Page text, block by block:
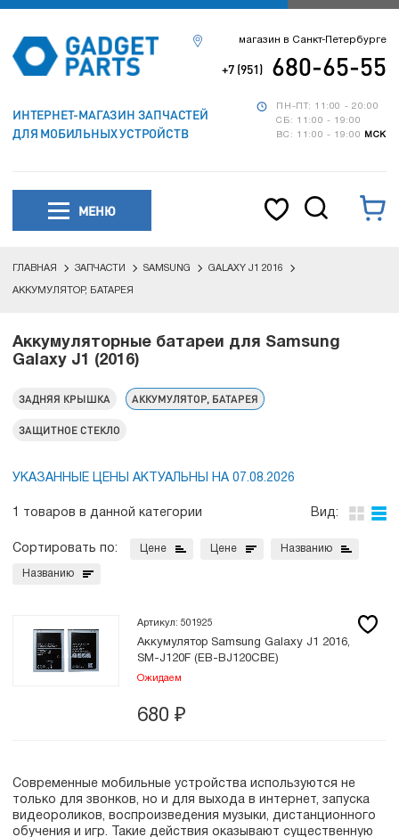
ИНТЕРНЕТ-МАГАЗИН ЗАПЧАСТЕЙ
ДЛЯ МОБИЛЬНЫХ УСТРОЙСТВ
ПН-ПТ: 11:00 - 20:00
СБ: 11:00 - 19:00
ВС: 11:00 - 19:00
МСК
магазин в Санкт-Петербурге
+7 (951) 680-65-55
МЕНЮ
ГЛАВНАЯ ЗАПЧАСТИ SAMSUNG GALAXY J1 2016
АККУМУЛЯТОР, БАТАРЕЯ
Аккумуляторные батареи для Samsung
Galaxy J1 (2016)
ЗАДНЯЯ КРЫШКА АККУМУЛЯТОР, БАТАРЕЯ
ЗАЩИТНОЕ СТЕКЛО
УКАЗАННЫЕ ЦЕНЫ АКТУАЛЬНЫ НА 07.08.2026
1 товаров в данной категории Вид:
Сортировать по: Цене Цене Названию
Названию
Артикул: 501925
Аккумулятор Samsung Galaxy J1 2016,
SM-J120F (EB-BJ120CBE)
Ожидаем
680 ₽
Современные мобильные устройства используются не
только для звонков, но и для выхода в интернет, запуска
видеороликов, воспроизведения музыки, дистанционного
обучения и игр. Такие действия оказывают существенную